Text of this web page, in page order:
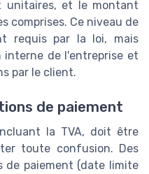
unitaires, et le montant
comprises. Ce niveau de
requis par la loi, mais
de l'entreprise et
par le client.
de paiement
la TVA, doit être
toute confusion. Des
de paiement (date limite